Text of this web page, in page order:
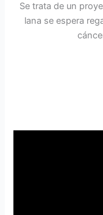
Se trata de un
lana se espera